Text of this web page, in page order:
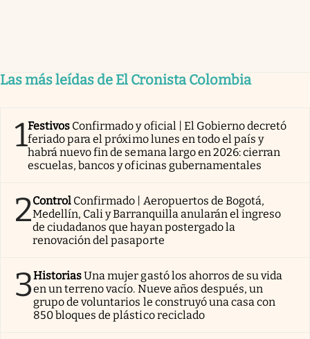
Las más leídas de El Cronista Colombia
1Festivos Confirmado y oficial | El Gobierno decretó
feriado para el próximo lunes en todo el país y
habrá nuevo fin de semana largo en 2026: cierran
escuelas, bancos y oficinas gubernamentales
2Control Confirmado | Aeropuertos de Bogotá,
Medellín, Cali y Barranquilla anularán el ingreso
de ciudadanos que hayan postergado la
renovación del pasaporte
3HistoriasUna mujer gastó los ahorros de su vida
en un terreno vacío. Nueve años después, un
grupo de voluntarios le construyó una casa con
850 bloques de plástico reciclado